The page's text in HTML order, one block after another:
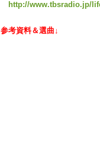
http://www.tbsradio.jp/
参考資料＆選曲↓